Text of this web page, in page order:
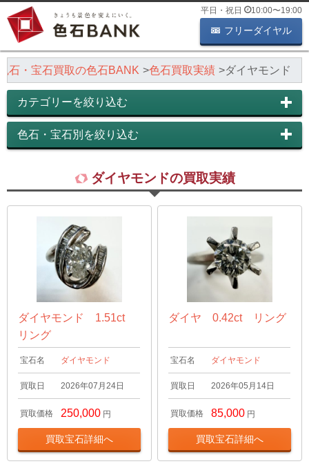
平日・祝日 10:00〜19:00
フリーダイヤル
石・宝石買取の色石BANK 色石買取実績 ダイヤモンド
カテゴリーを絞り込む
色石・宝石別を絞り込む
ダイヤモンドの買取実績
ダイヤモンド 1.51ct
リング
宝石名 ダイヤモンド
買取日 2026年07月24日
買取価格 250,000 円
買取宝石詳細へ
ダイヤ 0.42ct リング
宝石名 ダイヤモンド
買取日 2026年05月14日
買取価格 85,000 円
買取宝石詳細へ